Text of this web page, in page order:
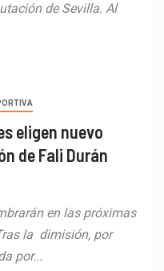
de Sevilla. Al
eligen nuevo
de Fali Durán
en las próximas
la dimisión, por
por...